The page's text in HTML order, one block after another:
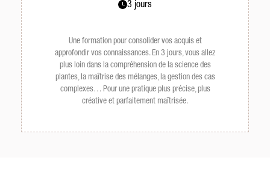
3 jours
Une formation pour consolider vos acquis et
approfondir vos connaissances. En 3 jours, vous allez
plus loin dans la compréhension de la science des
plantes, la maîtrise des mélanges, la gestion des cas
complexes… Pour une pratique plus précise, plus
créative et parfaitement maîtrisée.